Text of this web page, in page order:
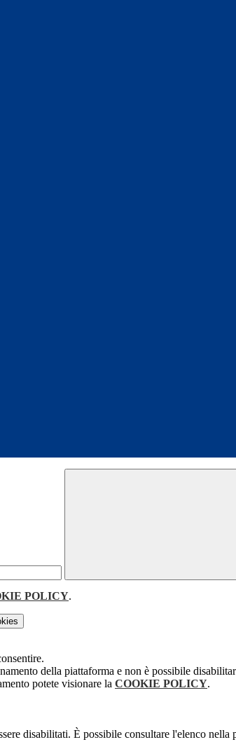
POLICY.
della piattaforma e non è possibile
potete visionare la COOKIE POLICY.
disabilitati. È possibile consultare l'elenco nella